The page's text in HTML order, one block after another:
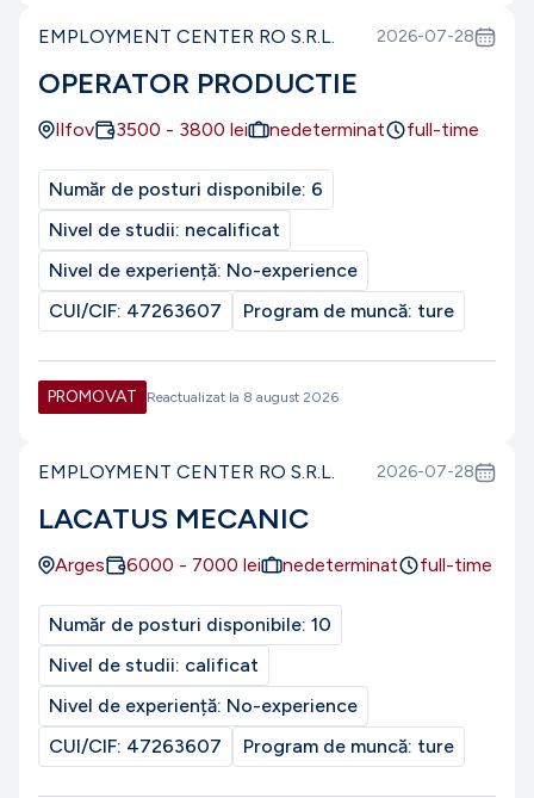
EMPLOYMENT CENTER RO S.R.L. 2026-07-28
OPERATOR PRODUCTIE
Ilfov 3500 - 3800 lei nedeterminat full-time
Număr de posturi disponibile: 6
Nivel de studii: necalificat
Nivel de experiență: No-experience
CUI/CIF: 47263607 Program de muncă: ture
PROMOVAT Reactualizat la 8 august 2026
EMPLOYMENT CENTER RO S.R.L. 2026-07-28
LACATUS MECANIC
Arges 6000 - 7000 lei nedeterminat full-time
Număr de posturi disponibile: 10
Nivel de studii: calificat
Nivel de experiență: No-experience
CUI/CIF: 47263607 Program de muncă: ture